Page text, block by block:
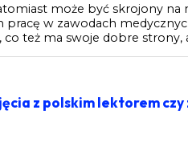
może być skrojony
w zawodach
co też ma swoje dobre
z polskim lektorem